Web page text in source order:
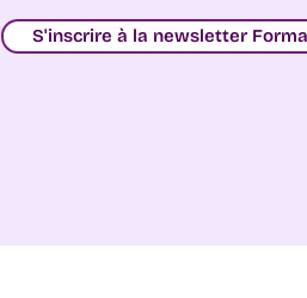
S'inscrire à la newsletter